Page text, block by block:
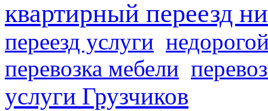
квартирный переезд
переезд услуги
перевозка мебели
услуги Грузчиков